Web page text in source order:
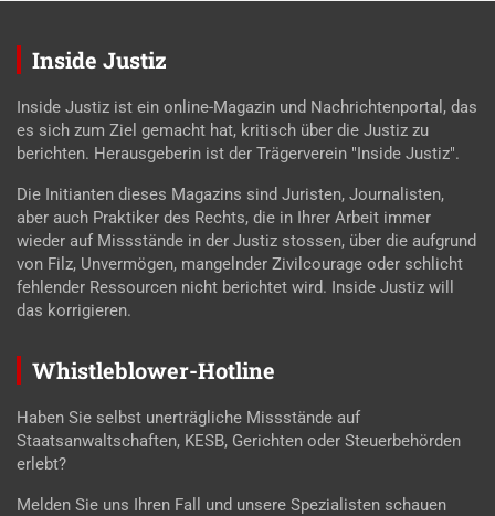
Inside Justiz
Inside Justiz ist ein online-Magazin und Nachrichtenportal, das
es sich zum Ziel gemacht hat, kritisch über die Justiz zu
berichten. Herausgeberin ist der Trägerverein "Inside Justiz".
Die Initianten dieses Magazins sind Juristen, Journalisten,
aber auch Praktiker des Rechts, die in Ihrer Arbeit immer
wieder auf Missstände in der Justiz stossen, über die aufgrund
von Filz, Unvermögen, mangelnder Zivilcourage oder schlicht
fehlender Ressourcen nicht berichtet wird. Inside Justiz will
das korrigieren.
Whistleblower-Hotline
Haben Sie selbst unerträgliche Missstände auf
Staatsanwaltschaften, KESB, Gerichten oder Steuerbehörden
erlebt?
Melden Sie uns Ihren Fall und unsere Spezialisten schauen